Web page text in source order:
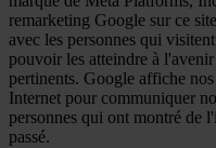
remarketing Google sur ce
avec les personnes qui
pouvoir les atteindre à
pertinents. Google affiche
Internet pour communiquer
personnes qui ont montré de
passé.